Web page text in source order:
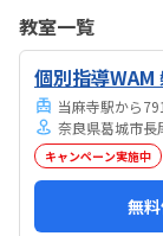
気持ちになれて良か
教室一覧
個別指導WAM
当麻寺駅から
奈良県葛城市
キャンペーン実施中
無